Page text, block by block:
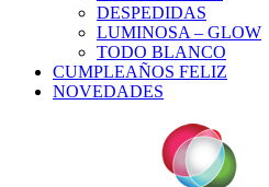
DESPEDIDAS
LUMINOSA – GLOW
TODO BLANCO
CUMPLEAÑOS FELIZ
NOVEDADES